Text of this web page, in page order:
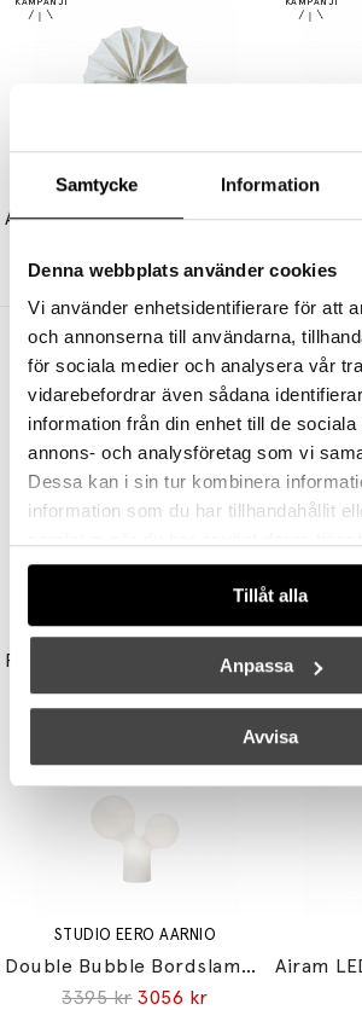
Samtycke Information
Denna webbplats använder cookies
Vi använder enhetsidentifierare för att
och annonserna till användarna,
för sociala medier och analysera vår
vidarebefordrar även sådana
information från din enhet till de sociala
annons- och analysföretag som vi
Dessa kan i sin tur kombinera
information som du har tillhandahållit
Tillåt alla
Anpassa
Avvisa
WATT & VEKE
Anna 60 Plafond Linne Natur
Andra köpte
UNISON
Reflektor MR11 28W (=35W) GU10
149 kr
STUDIO EERO AARNIO
Double Bubble Bordslampa Small
3395 kr 3056 kr